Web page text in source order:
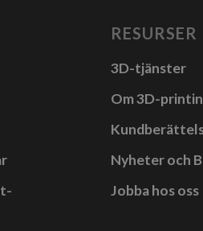
RESURSER
3D-tjänster
Om 3D-
Nyheter och
Jobba hos oss